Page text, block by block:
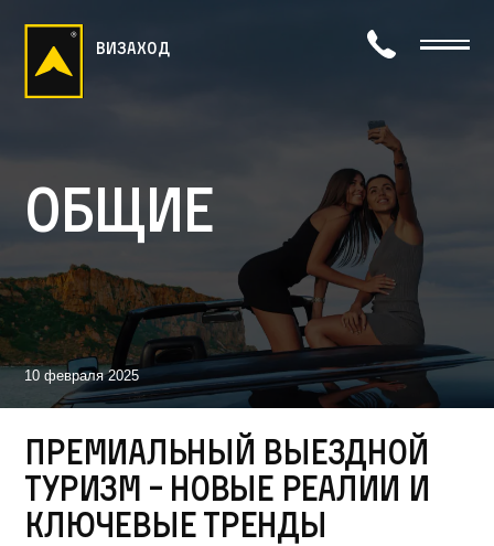
визаход
Общие
10 февраля 2025
Премиальный выездной
туризм - новые реалии и
ключевые тренды